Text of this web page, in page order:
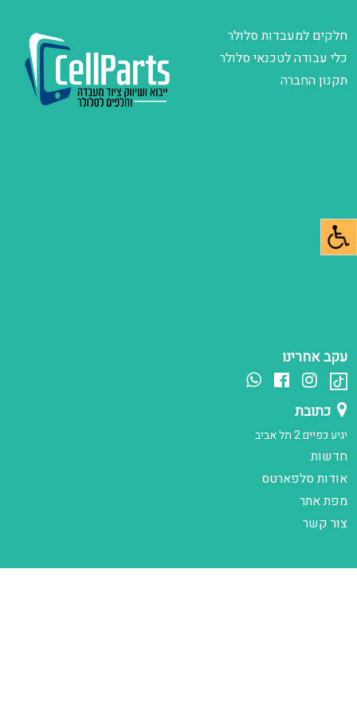
עקב אחרינו
כתובת
יגיע כפיים 2 תל אביב
חדשות
אודות סלפארטס
מפת אתר
צור קשר
חלקים למעבדות סלולר
כלי עבודה לטכנאי סלולר
תקנון החברה